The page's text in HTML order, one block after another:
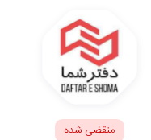
منقضی شده